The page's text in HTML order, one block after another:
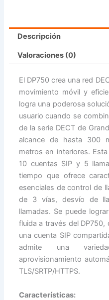
Descripción
Valoraciones (0)
El DP750 crea una red
movimiento móvil y
logra una poderosa
usuario cuando se
de la serie DECT de
alcance de hasta 300
metros en interiores.
10 cuentas SIP y 5
tiempo que ofrece
esenciales de control de
de 3 vías, desvío de
llamadas. Se puede
fluida a través del
una cuenta SIP
admite una
aprovisionamiento
TLS/SRTP/HTTPS.
Características: